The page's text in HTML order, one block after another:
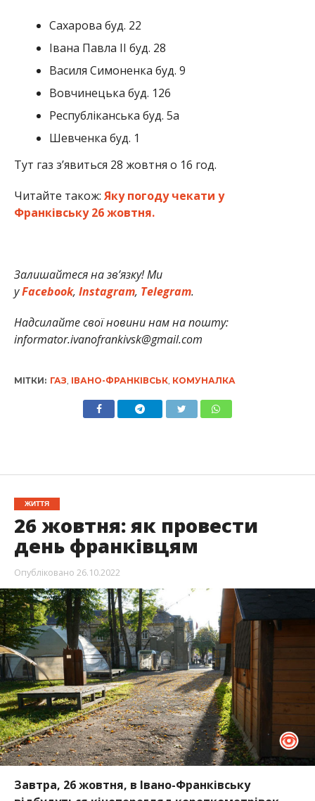
Сахарова буд. 22
Івана Павла ІІ буд. 28
Василя Симоненка буд. 9
Вовчинецька буд. 126
Республіканська буд. 5а
Шевченка буд. 1
Тут газ з’явиться 28 жовтня о 16 год.
Читайте також: Яку погоду чекати у
Франківську 26 жовтня.
Залишайтеся на зв’язку! Ми
уFacebook, Instagram, Telegram.
Надсилайте свої новини нам на пошту:
informator.ivanofrankivsk@gmail.com
МІТКИ: ГАЗ ІВАНО-ФРАНКІВСЬК, КОМУНАЛКА
ЖИТТЯ
26 жовтня: як провести
день франківцям
Опубліковано 26.10.2022
Завтра, 26 жовтня, в Івано-Франківську